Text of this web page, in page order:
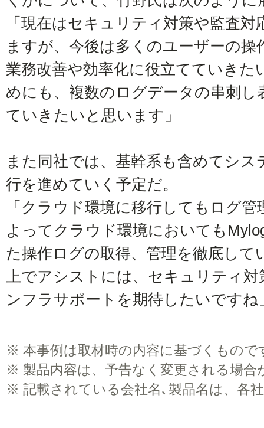
「現在はセキュリティ対策や監査
ますが、今後は多くのユーザーの
業務改善や効率化に役立てていき
めにも、複数のログデータの串刺し
ていきたいと思います」
また同社では、基幹系も含めてシ
行を進めていく予定だ。
「クラウド環境に移行してもログ
よってクラウド環境においても
た操作ログの取得、管理を徹底し
上でアシストには、セキュリティ
ンフラサポートを期待したいですね
※ 本事例は取材時の内容に基づくもので
※ 製品内容は、予告なく変更される場合
※ 記載されている会社名､製品名は、各